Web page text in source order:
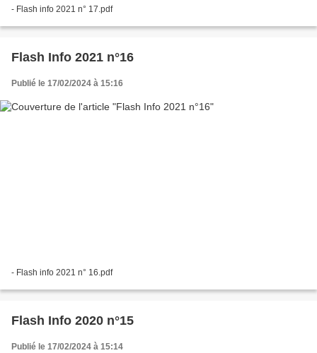
- Flash info 2021 n° 17.pdf
Flash Info 2021 n°16
Publié le 17/02/2024 à 15:16
- Flash info 2021 n° 16.pdf
Flash Info 2020 n°15
Publié le 17/02/2024 à 15:14